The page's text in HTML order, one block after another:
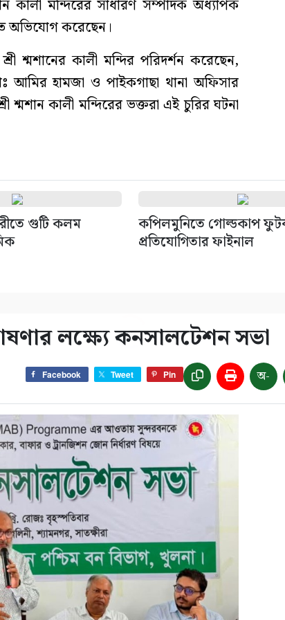
কালী মন্দিরের সাধারণ সম্পাদক অধ্যাপক
অভিযোগ করেছেন।
শ্মশানের কালী মন্দির পরিদর্শন করেছেন,
আমির হামজা ও পাইকগাছা থানা অফিসার
শ্মশান কালী মন্দিরের ভক্তরা এই চুরির ঘটনা
গুটি কলম
কপিলমুনিতে গোল্ডকাপ
প্রতিযোগিতার ফাইনাল
লক্ষ্যে কনসালটেশন সভা
Facebook Tweet Pin অ-